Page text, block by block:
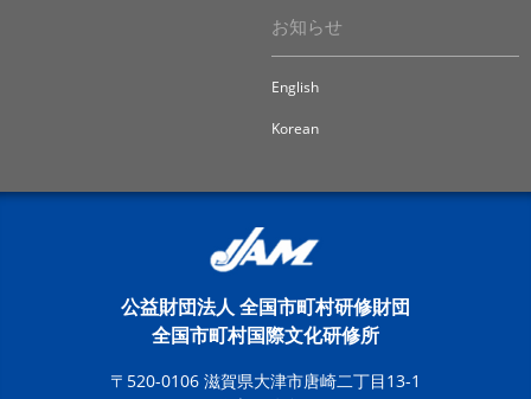
お知らせ
English
Korean
公益財団法人 全国市町村研修財団
全国市町村国際文化研修所
〒520-0106 滋賀県大津市唐崎二丁目13-1